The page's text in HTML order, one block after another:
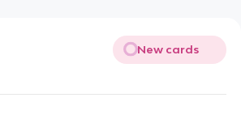
New cards